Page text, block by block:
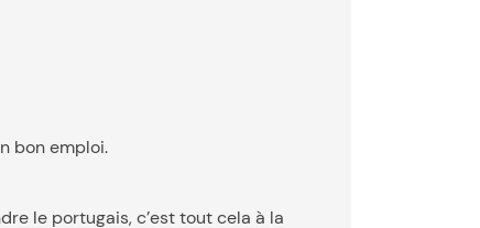
bon emploi.
le portugais, c’est tout cela à la